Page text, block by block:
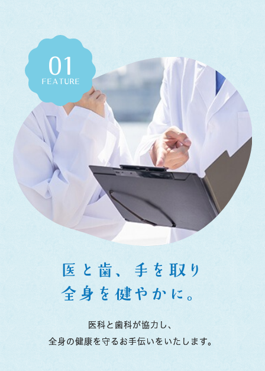
01
FEATURE
医と歯、手を取り
全身を健やかに。
医科と歯科が協力し、
全身の健康を守るお手伝いをいたします。